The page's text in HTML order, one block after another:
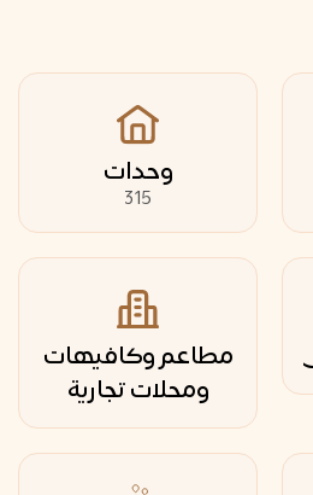
وحدات
315
مطاعم وكافيهات
ومحلات تجارية